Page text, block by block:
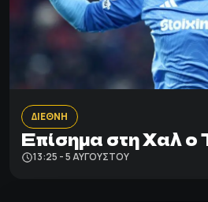
ΔΙΕΘΝΗ
Επίσημα στη Χαλ ο
13:25 - 5 ΑΥΓΟΎΣΤΟΥ